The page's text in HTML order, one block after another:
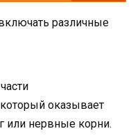
различные
оказывает
или нервные корни.